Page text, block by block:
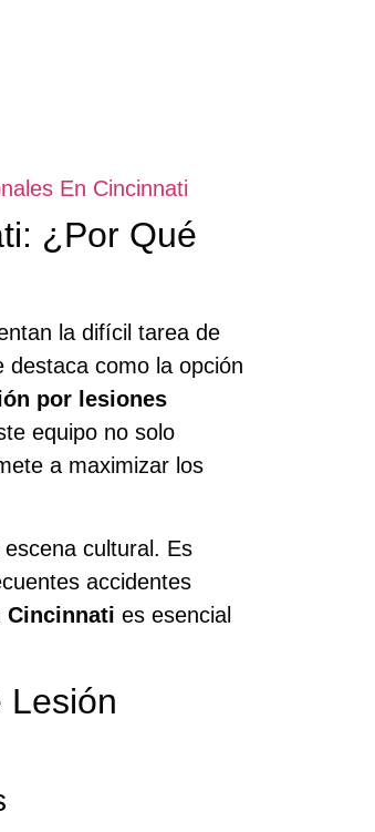
En Cincinnati
¿Por Qué
la difícil tarea de
destaca como la opción
por lesiones
equipo no solo
a maximizar los
cultural. Es
accidentes
Cincinnati es esencial
Lesión